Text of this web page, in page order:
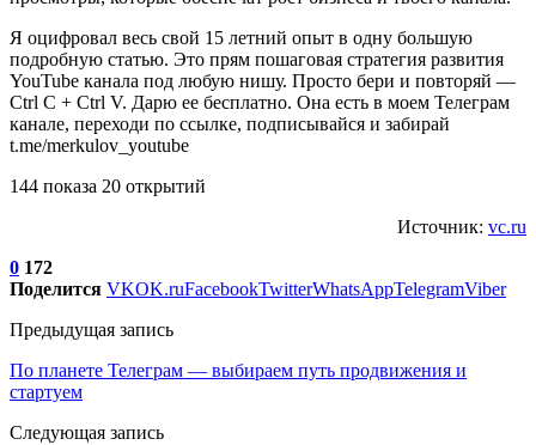
Я оцифровал весь свой 15 летний опыт в одну большую
подробную статью. Это прям пошаговая стратегия развития
YouTube канала под любую нишу. Просто бери и повторяй —
Сtrl C + Сtrl V. Дарю ее бесплатно. Она есть в моем Телеграм
канале, переходи по ссылке, подписывайся и забирай
t.me/merkulov_youtube
144 показа 20 открытий
Источник: vc.ru
0 172
Поделится VKOK.ruFacebookTwitterWhatsAppTelegramViber
Предыдущая запись
По планете Телеграм — выбираем путь продвижения и
стартуем
Следующая запись